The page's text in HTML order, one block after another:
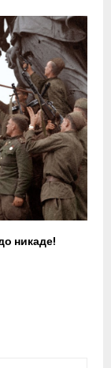
никаде!